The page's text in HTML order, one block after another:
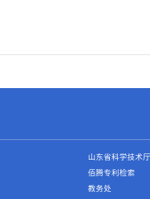
山东省科学技术厅
佰腾专利检索
教务处